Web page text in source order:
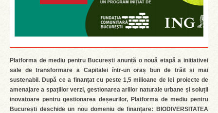
Platforma de mediu pentru București anunță o nouă etapă a inițiativei
sale de transformare a Capitalei într-un oraș bun de trăit și mai
sustenabil. După ce a finanțat cu peste 1,5 milioane de lei proiecte de
amenajare a spațiilor verzi, gestionarea ariilor naturale urbane și soluții
inovatoare pentru gestionarea deșeurilor, Platforma de mediu pentru
București deschide un nou domeniu de finanțare: BIODIVERSITATEA